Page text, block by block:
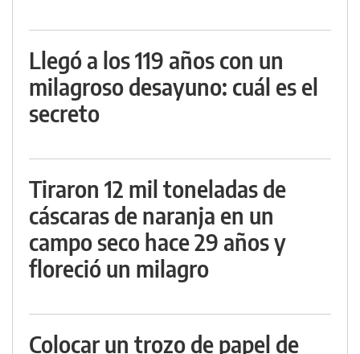
Llegó a los 119 años con un
milagroso desayuno: cuál es el
secreto
Tiraron 12 mil toneladas de
cáscaras de naranja en un
campo seco hace 29 años y
floreció un milagro
Colocar un trozo de papel de